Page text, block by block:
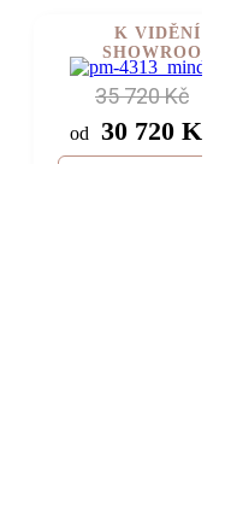
35 720 Kč
od 30 720 Kč
K VIDĚNÍ V
SHOWROOMU